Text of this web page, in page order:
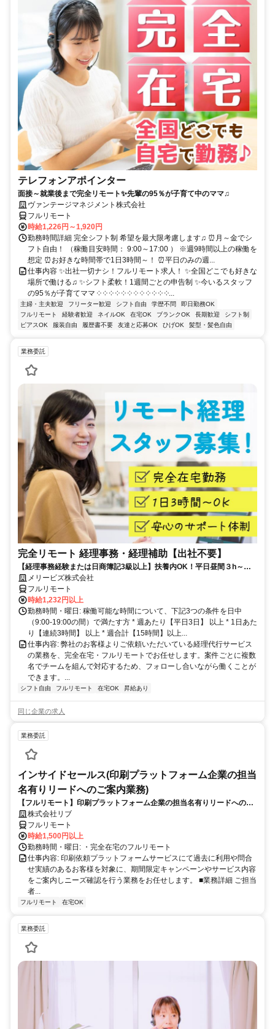
テレフォンアポインター
面接～就業後まで完全リモート✨先輩の95％が子育て中のママ♫
ヴァンテージマネジメント株式会社
フルリモート
時給1,226円～1,920円
勤務時間詳細 完全シフト制 希望を最大限考慮します♫ ⏰月～金でシ
フト自由！ （稼働目安時間： 9:00～17:00 ） ※週9時間以上の稼働を
想定 ⏰お好きな時間帯で1日3時間～！ ⏰平日のみの週...
仕事内容 ✨出社一切ナシ！フルリモート求人！ ✨全国どこでも好きな
場所で働ける♫ ✨シフト柔軟！1週間ごとの申告制 ✨今いるスタッフ
の95％が子育てママ ༶ ༶ ༶ ༶ ༶ ༶ ༶ ༶ ༶ ༶ ༶ ༶...
主婦・主夫歓迎 フリーター歓迎 シフト自由 学歴不問
即日勤務OK
フルリモート
経験者歓迎 ネイルOK 在宅OK ブランクOK 長期歓迎
シフト制
ピアスOK
服装自由 履歴書不要 友達と応募OK ひげOK 髪型・髪色自由
業務委託
完全リモート 経理事務・経理補助【出社不要】
【経理事務経験または日商簿記3級以上】扶養内OK！平日昼間３h～。
完全在宅で育児・介護中の方も大歓迎♪
メリービズ株式会社
フルリモート
時給1,232円以上
勤務時間・曜日: 稼働可能な時間について、下記3つの条件を日中
（9:00-19:00の間）で満たす方 * 週あたり【平日3日】 以上 * 1日あた
り【連続3時間】 以上 * 週合計【15時間】以上...
仕事内容: 弊社のお客様よりご依頼いただいている経理代行サービス
の業務を、完全在宅・フルリモートでお任せします。案件ごとに複数
名でチームを組んで対応するため、フォローし合いながら働くことが
できます。...
シフト自由 フルリモート 在宅OK 昇給あり
同じ企業の求人
業務委託
インサイドセールス(印刷プラットフォーム企業の担当
名有りリードへのご案内業務)
【フルリモート】印刷プラットフォーム企業の担当名有りリードへのご
案内業務（インサイドセールス）
株式会社リブ
フルリモート
時給1,500円以上
勤務時間・曜日: ・完全在宅のフルリモート
仕事内容: 印刷依頼プラットフォームサービスにて過去に利用や問合
せ実績のあるお客様を対象に、期間限定キャンペーンやサービス内容
をご案内しニーズ確認を行う業務をお任せします。 ■業務詳細 ご担当
者...
フルリモート 在宅OK
業務委託